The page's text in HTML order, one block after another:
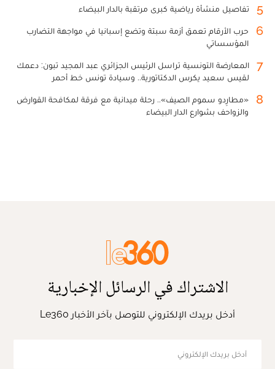
5 تفاصيل منشأة رياضية كبرى مرتقبة بالدار البيضاء
6
حرب الأرقام تعمق أزمة سبتة وتضع إسبانيا في مواجهة التضارب
المؤسساتي
7
المعارضة التونسية تراسل الرئيس الجزائري عبد المجيد تبون: دعمك
لقيس سعيد يكرس الدكتاتورية.. وسيادة تونس خط أحمر
8
«مطارِدو سموم الصيف».. رحلة ميدانية مع فرقة لمكافحة القوارض
والزواحف بشوارع الدار البيضاء
الاشتراك في الرسائل الإخبارية
أدخل بريدك الإلكتروني للتوصل بآخر الأخبار Le360